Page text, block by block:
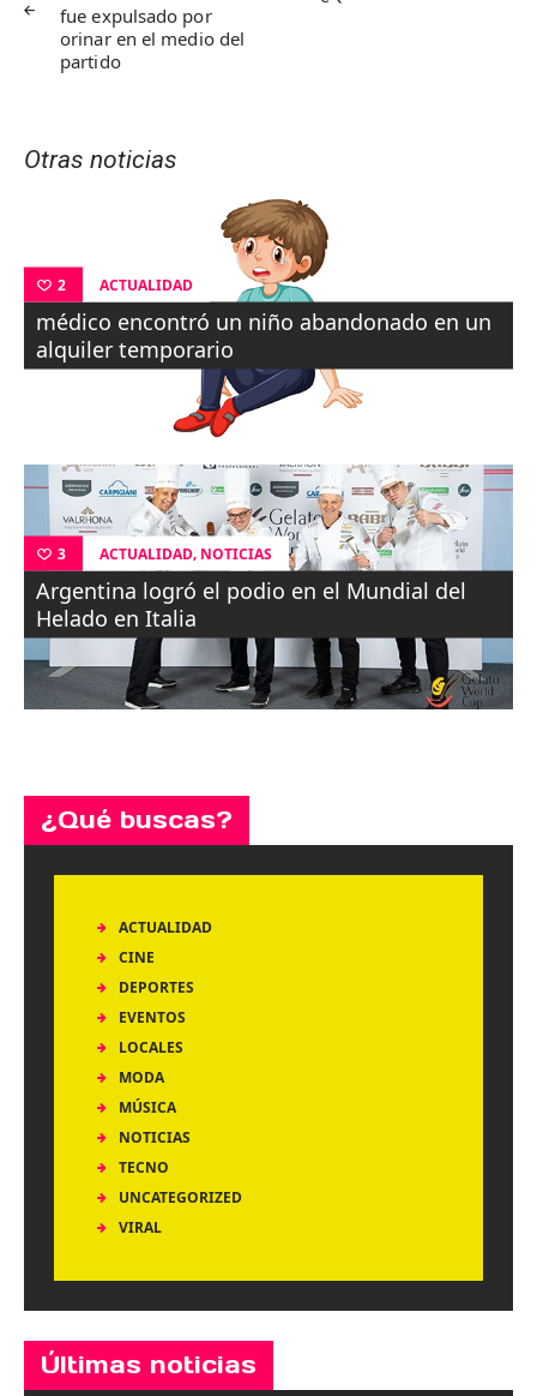
entradas
fue expulsado por
orinar en el medio del
partido
Otras noticias
2 ACTUALIDAD
médico encontró un niño abandonado en un
alquiler temporario
3 ACTUALIDAD, NOTICIAS
Argentina logró el podio en el Mundial del
Helado en Italia
¿Qué buscas?
ACTUALIDAD
CINE
DEPORTES
EVENTOS
LOCALES
MODA
MÚSICA
NOTICIAS
TECNO
UNCATEGORIZED
VIRAL
Últimas noticias